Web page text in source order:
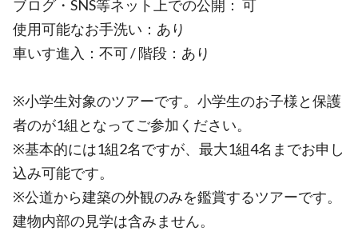
ブログ・SNS等ネット上での公開： 可
使用可能なお手洗い：あり
車いす進入：不可 / 階段：あり
※小学生対象のツアーです。小学生のお子様と保護
者のが1組となってご参加ください。
※基本的には1組2名ですが、最大1組4名までお申し
込み可能です。
※公道から建築の外観のみを鑑賞するツアーです。
建物内部の見学は含みません。